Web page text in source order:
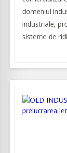
domeniul
industriale,
sisteme de